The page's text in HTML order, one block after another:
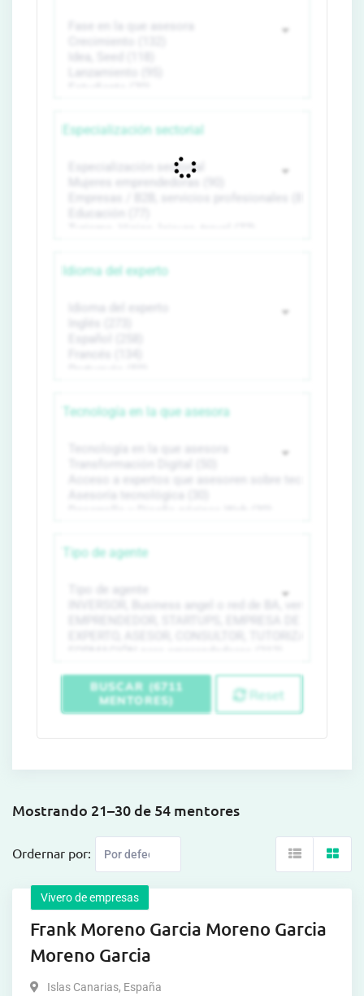
Especialización sectorial
Idioma del experto
Tecnología en la que asesora
Tipo de agente
BUSCAR (6711
MENTORES)
Reset
Mostrando 21–30 de 54 mentores
Ordernar por:
Vivero de empresas
Frank Moreno Garcia Moreno Garcia
Moreno Garcia
Islas Canarias, España